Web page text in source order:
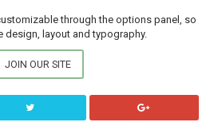
through the options panel, so
design, layout and typography.
JOIN OUR SITE